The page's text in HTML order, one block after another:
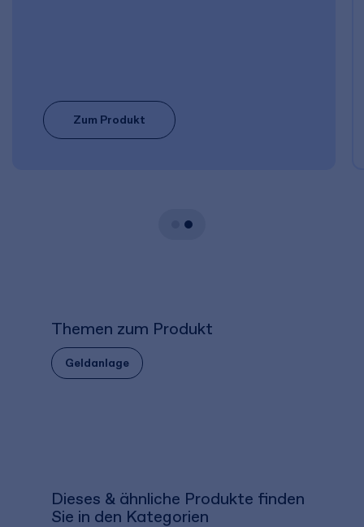
Zum Produkt
Themen zum Produkt
Geldanlage
Dieses & ähnliche Produkte finden
Sie in den Kategorien